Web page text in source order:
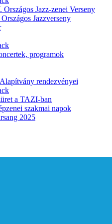
Országos Jazz-zenei Verseny
Jazzverseny
programok
rendezvényei
a TAZI-ban
szakmai napok
2025